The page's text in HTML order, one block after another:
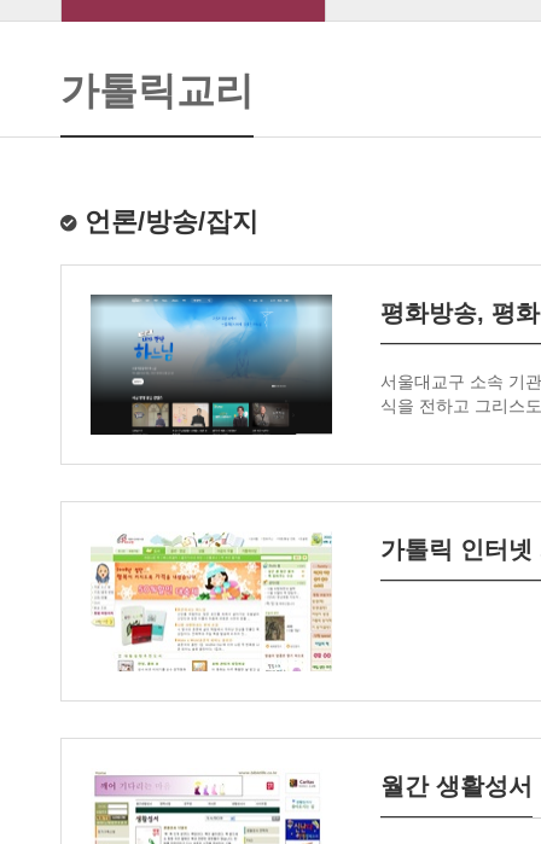
가톨릭교리
언론/방송/잡지
평화방송, 평
서울대교구 소속 기
식을 전하고 그리스
가톨릭 인터
월간 생활성서